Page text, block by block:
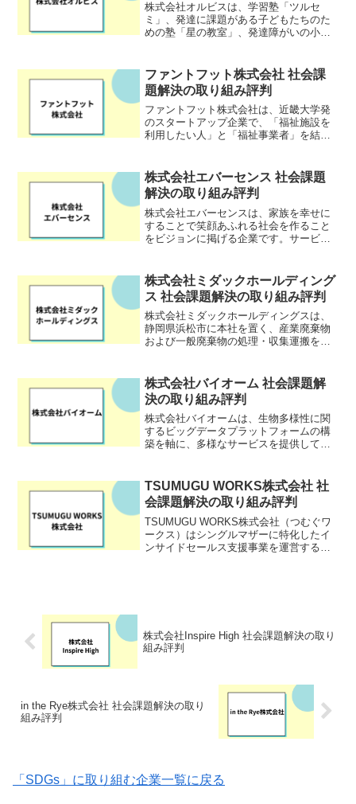
株式会社オルビスは、学習塾「ツルセ
ミ」、発達に課題がある子どもたちのた
めの塾「星の教室」、発達障がいの小学
を柱に、学習面や生活面、療育など、多
方面から子どもたちへの支...
ファントフット株式会社 社会課
題解決の取り組み評判
ファントフット株式会社は、近畿大学発
のスタートアップ企業で、「福祉施設を
利用したい人」と「福祉事業者」を結び
西宮市を中心に近隣の尼崎市、芦屋市、
伊丹市に特化した福祉サー...
株式会社エバーセンス 社会課題
解決の取り組み評判
株式会社エバーセンスは、家族を幸せに
することで笑顔あふれる社会を作ること
をビジョンに掲げる企業です。サービス
パ専用アプリ「パパninaru」、小学生...
株式会社ミダックホールディング
ス 社会課題解決の取り組み評判
株式会社ミダックホールディングスは、
静岡県浜松市に本社を置く、産業廃棄物
および一般廃棄物の処理・収集運搬を行
通じて循環型社会の確立を目指し、環境
問題解決に貢献していま...
株式会社バイオーム 社会課題解
決の取り組み評判
株式会社バイオームは、生物多様性に関
するビッグデータプラットフォームの構
築を軸に、多様なサービスを提供してい
た生物のデータを活用することで、より
詳細な生態系の理解を目指...
TSUMUGU WORKS株式会社 社
会課題解決の取り組み評判
TSUMUGU WORKS株式会社（つむぐワ
ークス）はシングルマザーに特化したイ
ンサイドセールス支援事業を運営する会
株式会社Inspire High 社会課題解決の取り
組み評判
in the Rye株式会社 社会課題解決の取り
組み評判
「SDGs」に取り組む企業一覧に戻る